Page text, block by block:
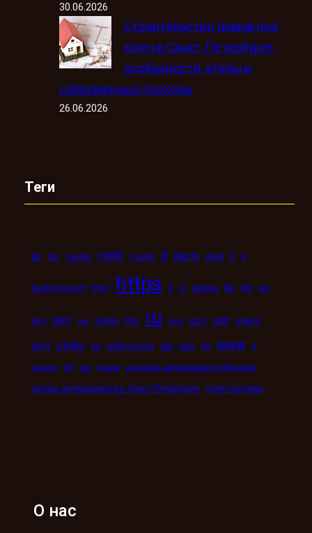
30.06.2026
Строительство домов под
ключ в Санкт-Петербурге:
особенности, этапы и
современные подходы
26.06.2026
Теги
bb car casino com crucial d daichi dveri fi g
harmoniously html https ii iii iphone kz led les
mig mint mir online pro ru seo sms spb steam
stolf studio su technorosst utp was wi www x
xiaomi xn xxi кухни
продать антиквариат в Москве
скупка антиквариата в Санкт-Петербурге сплит-система
О нас